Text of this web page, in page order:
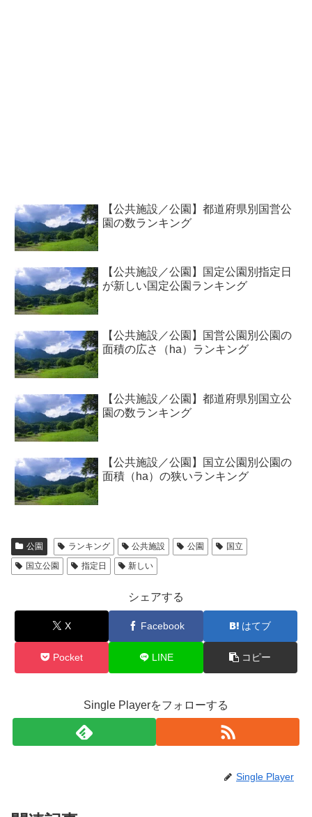
【公共施設／公園】都道府県別国営公
園の数ランキング
【公共施設／公園】国定公園別指定日
が新しい国定公園ランキング
【公共施設／公園】国営公園別公園の
面積の広さ（ha）ランキング
【公共施設／公園】都道府県別国立公
園の数ランキング
【公共施設／公園】国立公園別公園の
面積（ha）の狭いランキング
公園 ランキング 公共施設 公園
国立
国立公園
指定日 新しい
シェアする
X Facebook はてブ
Pocket LINE コピー
Single Playerをフォローする
Single Player